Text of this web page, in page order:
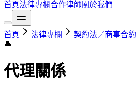
首頁法律專欄合作律師關於我們
首頁 法律專欄 契約法／商事合約
👤
代理關係